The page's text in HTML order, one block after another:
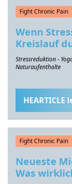
Fight Chronic Pain
Wenn
Kreislauf
Stressreduktion -
Naturaufenthalte
HEARTICLE
Fight Chronic Pain
Neueste
Was